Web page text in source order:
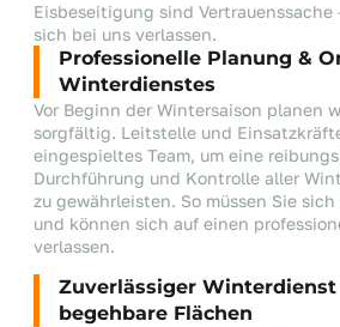
Eisbeseitigung sind Vertrauenssache
sich bei uns verlassen.
Professionelle Planung &
Winterdienstes
Vor Beginn der Wintersaison planen
sorgfältig. Leitstelle und
eingespieltes Team, um eine
Durchführung und Kontrolle aller
zu gewährleisten. So müssen Sie
und können sich auf einen
verlassen.
Zuverlässiger Winterdienst
begehbare Flächen